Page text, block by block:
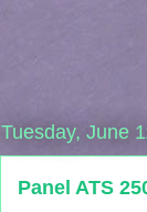
Tuesday, June
Panel ATS